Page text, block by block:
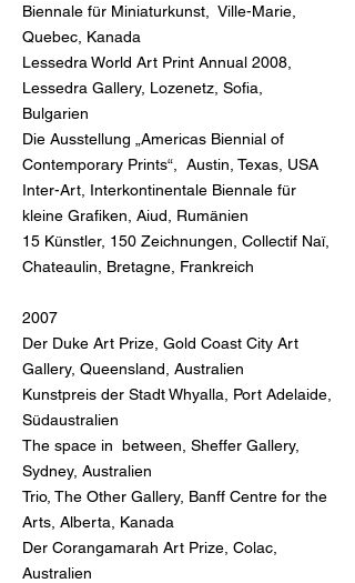
Biennale für Miniaturkunst, Ville-Marie,
Quebec, Kanada
Lessedra World Art Print Annual 2008,
Lessedra Gallery, Lozenetz, Sofia,
Bulgarien
Die Ausstellung „Americas Biennial of
Contemporary Prints“, Austin, Texas, USA
Inter-Art, Interkontinentale Biennale für
kleine Grafiken, Aiud, Rumänien
15 Künstler, 150 Zeichnungen, Collectif Naï,
Chateaulin, Bretagne, Frankreich
2007
Der Duke Art Prize, Gold Coast City Art
Gallery, Queensland, Australien
Kunstpreis der Stadt Whyalla, Port Adelaide,
Südaustralien
The space in between, Sheffer Gallery,
Sydney, Australien
Trio, The Other Gallery, Banff Centre for the
Arts, Alberta, Kanada
Der Corangamarah Art Prize, Colac,
Australien